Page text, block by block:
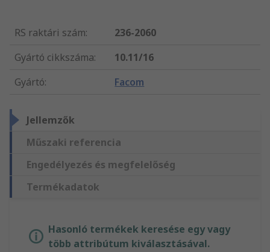
RS raktári szám:
236-2060
Gyártó cikkszáma:
10.11/16
Gyártó: Facom
Jellemzők
Műszaki referencia
Engedélyezés és megfelelőség
Termékadatok
Hasonló termékek keresése egy vagy
több attribútum kiválasztásával.